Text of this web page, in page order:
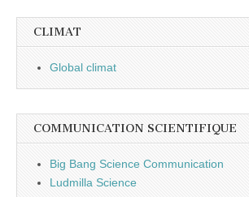
CLIMAT
Global climat
COMMUNICATION SCIENTIFIQUE
Big Bang Science Communication
Ludmilla Science